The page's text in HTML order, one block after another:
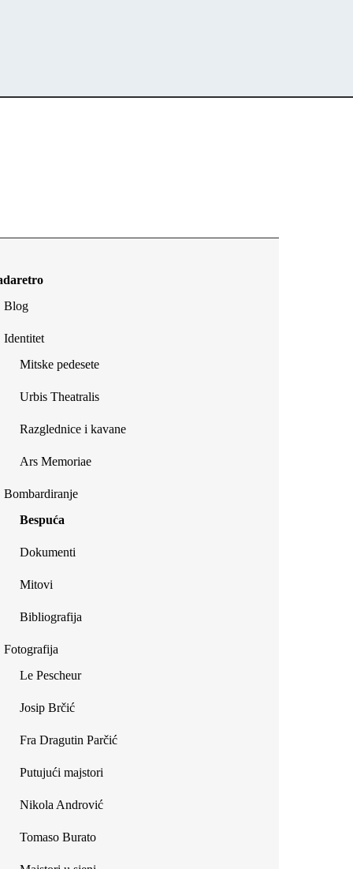
Blog
Identitet
Mitske pedesete
Urbis Theatralis
Razglednice i kavane
Ars Memoriae
Bombardiranje
Bespuća
Dokumenti
Mitovi
Bibliografija
Fotografija
Le Pescheur
Josip Brčić
Fra Dragutin Parčić
Putujući majstori
Nikola Andrović
Tomaso Burato